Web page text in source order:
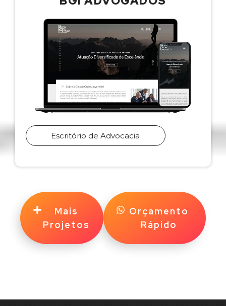
Escritório de Advocacia
Mais
Projetos
Orçamento
Rápido